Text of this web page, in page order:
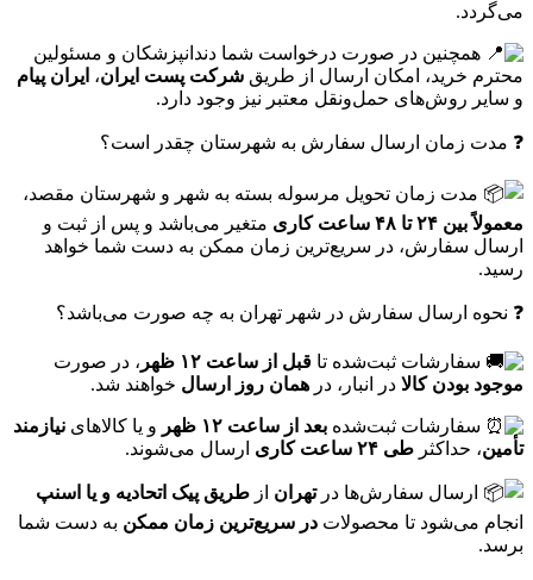
می‌گردد.
همچنین در صورت درخواست شما دندانپزشکان و مسئولین
محترم خرید، امکان ارسال از طریق شرکت پست ایران، ایران پیام
و سایر روش‌های حمل‌ونقل معتبر نیز وجود دارد.
❓ مدت زمان ارسال سفارش به شهرستان چقدر است؟
مدت زمان تحویل مرسوله بسته به شهر و شهرستان مقصد،
معمولاً بین ۲۴ تا ۴۸ ساعت کاری
متغیر می‌باشد و پس از ثبت و
ارسال سفارش، در سریع‌ترین زمان ممکن به دست شما خواهد
رسید.
❓ نحوه ارسال سفارش در شهر تهران به چه صورت می‌باشد؟
سفارشات ثبت‌شده تا قبل از ساعت ۱۲ ظهر
، در صورت
موجود بودن کالا در انبار، در همان روز ارسال خواهند شد.
سفارشات ثبت‌شده بعد از ساعت ۱۲ ظهر و یا کالاهای نیازمند
تأمین، حداکثر طی ۲۴ ساعت کاری ارسال می‌شوند.
ارسال سفارش‌ها در تهران از طریق پیک اتحادیه و یا اسنپ
انجام می‌شود تا محصولات در سریع‌ترین زمان ممکن به دست شما
برسد.